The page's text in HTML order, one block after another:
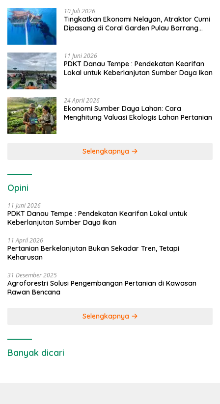
10 Juli 2026
Tingkatkan Ekonomi Nelayan, Atraktor Cumi
Dipasang di Coral Garden Pulau Barrang
11 Juni 2026
PDKT Danau Tempe : Pendekatan Kearifan
Lokal untuk Keberlanjutan Sumber Daya Ikan
24 April 2026
Ekonomi Sumber Daya Lahan: Cara
Menghitung Valuasi Ekologis Lahan Pertanian
Selengkapnya
Opini
11 Juni 2026
PDKT Danau Tempe : Pendekatan Kearifan Lokal untuk
Keberlanjutan Sumber Daya Ikan
11 April 2026
Pertanian Berkelanjutan Bukan Sekadar Tren, Tetapi
Keharusan
31 Desember 2025
Agroforestri Solusi Pengembangan Pertanian di Kawasan
Rawan Bencana
Selengkapnya
Banyak dicari